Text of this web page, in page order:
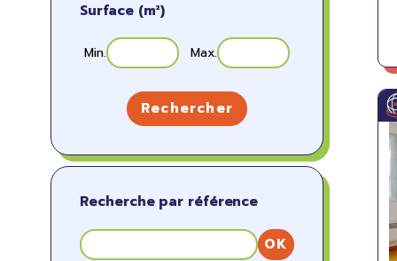
Surface (m²)
Min. Max.
Rechercher
Recherche par référence
OK